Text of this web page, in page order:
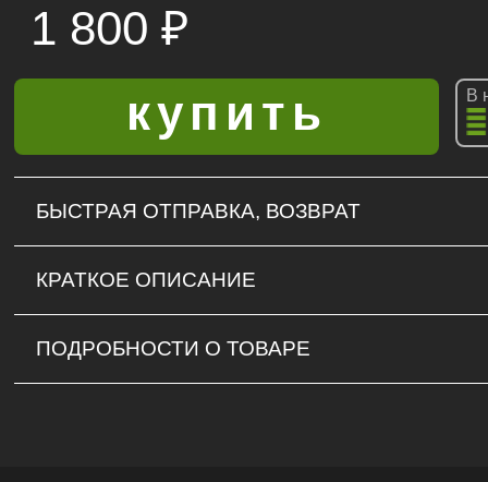
1 800 ₽
В
БЫСТРАЯ ОТПРАВКА, ВОЗВРАТ
КРАТКОЕ ОПИСАНИЕ
ПОДРОБНОСТИ О ТОВАРЕ